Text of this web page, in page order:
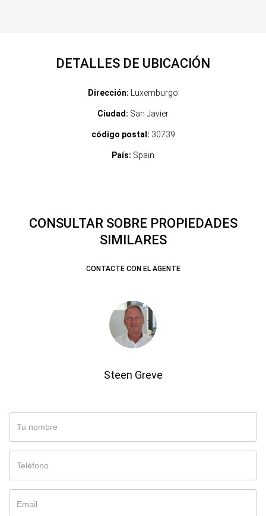
DETALLES DE UBICACIÓN
Dirección: Luxemburgo
Ciudad: San Javier
código postal: 30739
País: Spain
CONSULTAR SOBRE PROPIEDADES
SIMILARES
CONTACTE CON EL AGENTE
Steen Greve